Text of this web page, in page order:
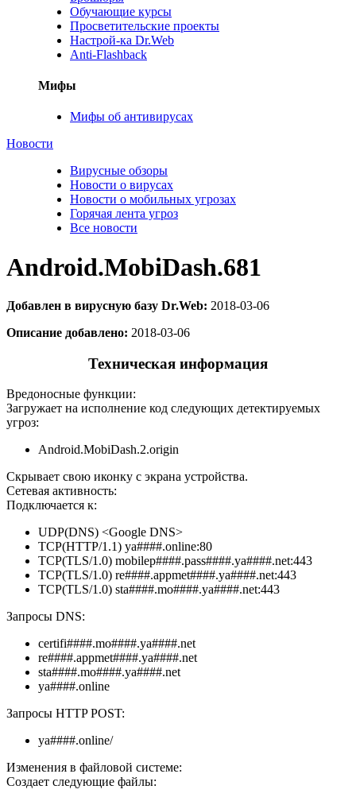
Обучающие курсы
Просветительские проекты
Настрой-ка Dr.Web
Anti-Flashback
Мифы
Мифы об антивирусах
Новости
Вирусные обзоры
Новости о вирусах
Новости о мобильных угрозах
Горячая лента угроз
Все новости
Android.MobiDash.681
Добавлен в вирусную базу Dr.Web: 2018-03-06
Описание добавлено: 2018-03-06
Техническая информация
Вредоносные функции:
Загружает на исполнение код следующих детектируемых
угроз:
Android.MobiDash.2.origin
Скрывает свою иконку с экрана устройства.
Сетевая активность:
Подключается к:
UDP(DNS) <Google DNS>
TCP(HTTP/1.1) ya####.online:80
TCP(TLS/1.0) mobilep####.pass####.ya####.net:443
TCP(TLS/1.0) re####.appmet####.ya####.net:443
TCP(TLS/1.0) sta####.mo####.ya####.net:443
Запросы DNS:
certifi####.mo####.ya####.net
re####.appmet####.ya####.net
sta####.mo####.ya####.net
ya####.online
Запросы HTTP POST:
ya####.online/
Изменения в файловой системе:
Создает следующие файлы: